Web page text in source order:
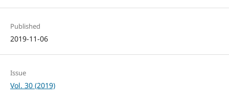
Published
2019-11-06
Issue
Vol. 30 (2019)